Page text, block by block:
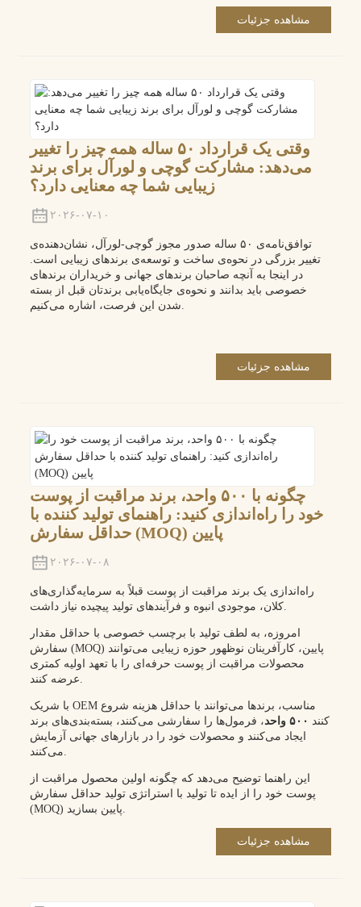
مشاهده جزئیات
وقتی یک قرارداد ۵۰ ساله همه چیز را تغییر
می‌دهد: مشارکت گوچی و لورآل برای برند
زیبایی شما چه معنایی دارد؟
۲۰۲۶-۰۷-۱۰
توافق‌نامه‌ی ۵۰ ساله صدور مجوز گوچی-لورآل، نشان‌دهنده‌ی
تغییر بزرگی در نحوه‌ی ساخت و توسعه‌ی برندهای زیبایی است.
در اینجا به آنچه صاحبان برندهای جهانی و خریداران برندهای
خصوصی باید بدانند و نحوه‌ی جایگاه‌یابی برندتان قبل از بسته
مشاهده جزئیات
چگونه با ۵۰۰ واحد، برند مراقبت از پوست
خود را راه‌اندازی کنید: راهنمای تولید کننده با
حداقل سفارش (MOQ) پایین
۲۰۲۶-۰۷-۰۸
راه‌اندازی یک برند مراقبت از پوست قبلاً به سرمایه‌گذاری‌های
کلان، موجودی انبوه و فرآیندهای تولید پیچیده نیاز داشت.
امروزه، به لطف تولید با برچسب خصوصی با حداقل مقدار
سفارش (MOQ) پایین، کارآفرینان نوظهور حوزه زیبایی می‌توانند
محصولات مراقبت از پوست حرفه‌ای را با تعهد اولیه کمتری
عرضه کنند.
با شریک OEM مناسب، برندها می‌توانند با حداقل هزینه شروع
کنند ۵۰۰ واحد
، فرمول‌ها را سفارشی می‌کنند، بسته‌بندی‌های برند
ایجاد می‌کنند و محصولات خود را در بازارهای جهانی آزمایش
می‌کنند.
این راهنما توضیح می‌دهد که چگونه اولین محصول مراقبت از
پوست خود را از ایده تا تولید با استراتژی تولید حداقل سفارش
(MOQ) پایین بسازید.
مشاهده جزئیات